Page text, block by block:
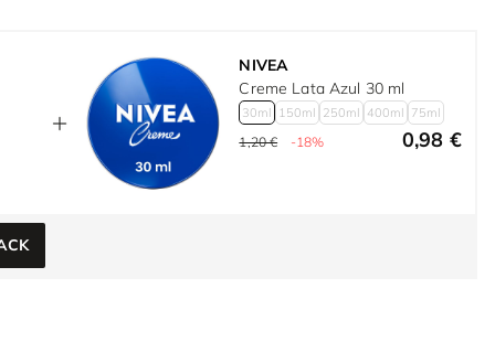
NIVEA
Creme Lata Azul 30 ml
30ml 150ml 250ml 400ml 75ml
1,20 € -18% 0,98 €